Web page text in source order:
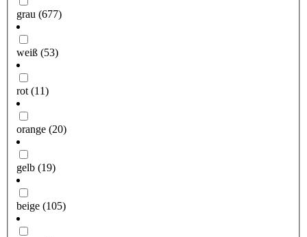
grau (677)
weiß (53)
rot (11)
orange (20)
gelb (19)
beige (105)